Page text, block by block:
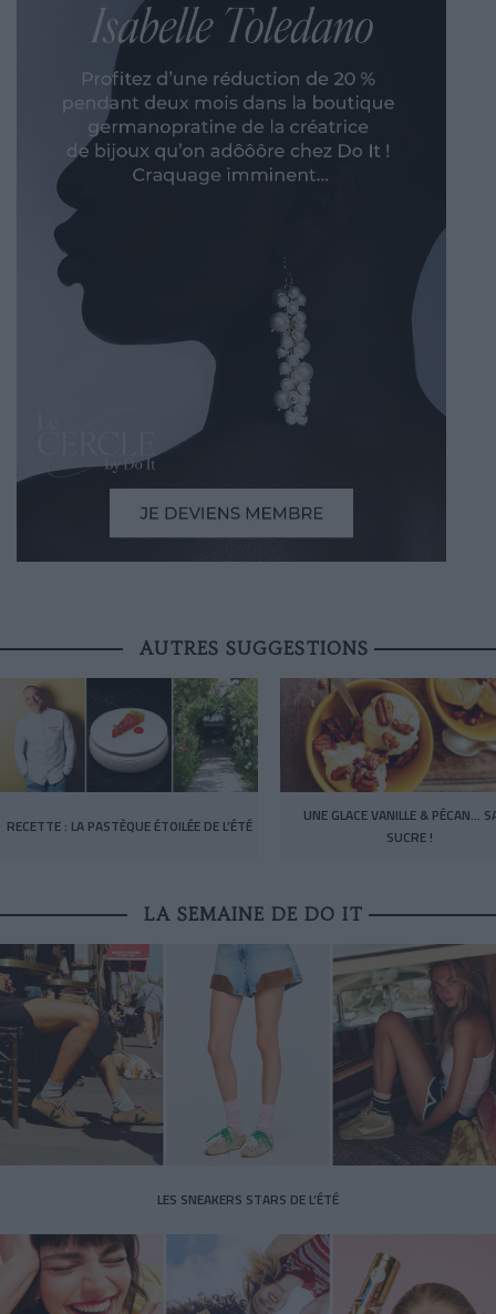
AUTRES SUGGESTIONS
RECETTE : LA PASTÈQUE ÉTOILÉE DE L’ÉTÉ
UNE GLACE VANILLE & PÉCAN…
SUCRE !
LA SEMAINE DE DO IT
LES SNEAKERS STARS DE L’ÉTÉ